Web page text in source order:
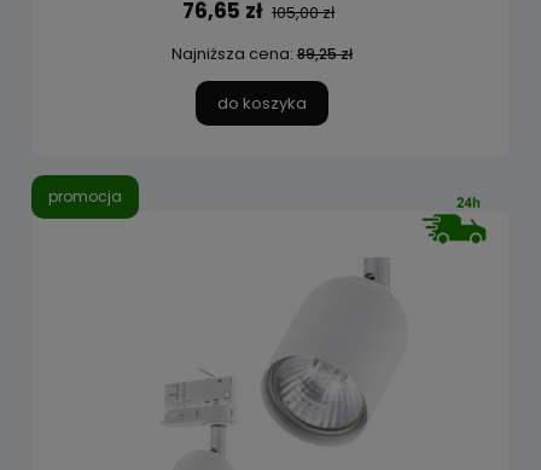
76,65 zł 105,00 zł
Najniższa cena:89,25 zł
do koszyka
promocja